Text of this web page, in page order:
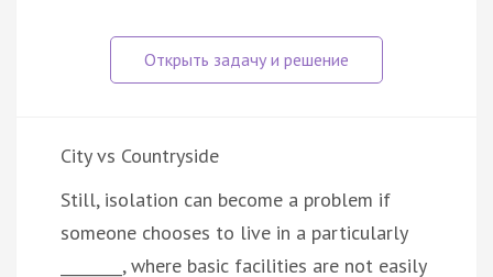
City vs Countryside
Still, isolation can become a problem if
someone chooses to live in a particularly
________, where basic facilities are not easily